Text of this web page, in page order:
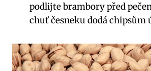
podlijte brambory před
chuť česneku dodá chipsům